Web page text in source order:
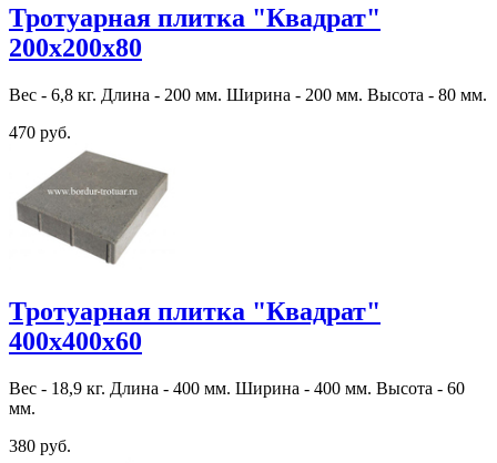
Тротуарная плитка "Квадрат"
200х200х80
Вес - 6,8 кг. Длина - 200 мм. Ширина - 200 мм. Высота - 80 мм.
470 руб.
Тротуарная плитка "Квадрат"
400х400х60
Вес - 18,9 кг. Длина - 400 мм. Ширина - 400 мм. Высота - 60
мм.
380 руб.